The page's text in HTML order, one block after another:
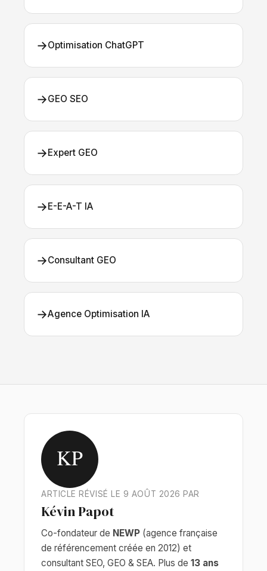
→Optimisation ChatGPT
→GEO SEO
→Expert GEO
→E-E-A-T IA
→Consultant GEO
→Agence Optimisation IA
KP
ARTICLE RÉVISÉ LE 9 AOÛT 2026 PAR
Kévin Papot
Co-fondateur de NEWP (agence française
de référencement créée en 2012) et
consultant SEO, GEO & SEA. Plus de 13 ans